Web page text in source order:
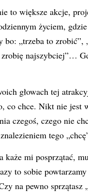
to większe akcje,
życiem,
bo: „trzeba to zrobić”,
najszybciej”…
głowach tej
co chce. Nikt nie jest
czegoś, czego nie
tego
każe mi posprzątać,
to sobie
na pewno sprzątasz